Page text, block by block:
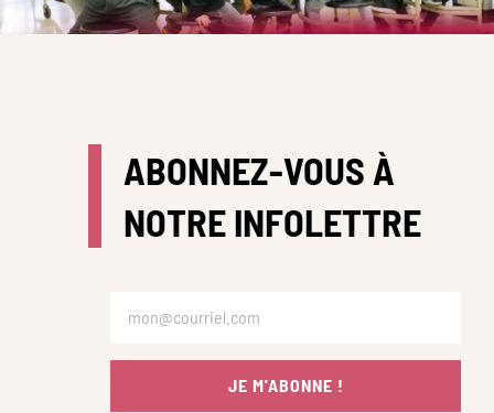
ABONNEZ-VOUS À
NOTRE INFOLETTRE
JE M'ABONNE !